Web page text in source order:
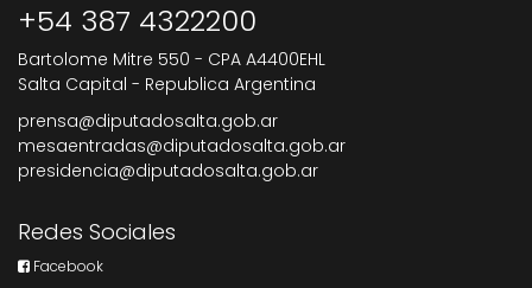
+54 387 4322200
Bartolome Mitre 550 - CPA A4400EHL
Salta Capital - Republica Argentina
prensa@diputadosalta.gob.ar
mesaentradas@diputadosalta.gob.ar
presidencia@diputadosalta.gob.ar
Redes Sociales
Facebook